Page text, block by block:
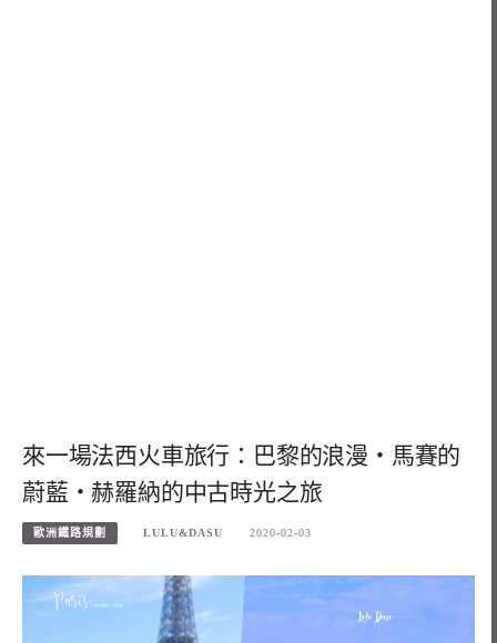
來一場法西火車旅行：巴黎的浪漫・馬賽的
蔚藍・赫羅納的中古時光之旅
歐洲鐵路規劃 LULU&DASU 2020-02-03